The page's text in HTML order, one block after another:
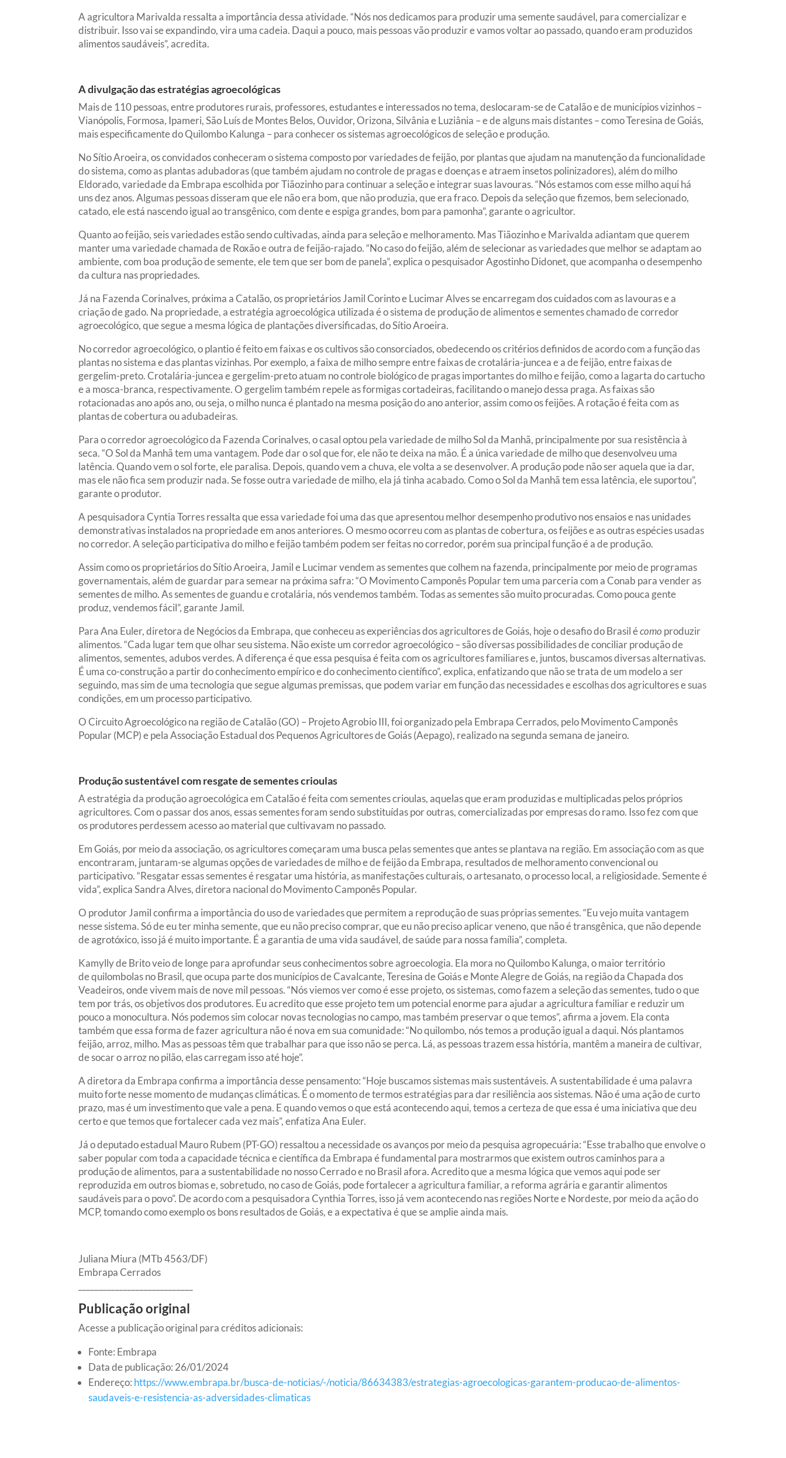
A agricultora Marivalda ressalta a importância dessa atividade. “Nós nos dedicamos para produzir uma semente saudável, para comercializar e
distribuir. Isso vai se expandindo, vira uma cadeia. Daqui a pouco, mais pessoas vão produzir e vamos voltar ao passado, quando eram produzidos
alimentos saudáveis”, acredita.
A divulgação das estratégias agroecológicas
Mais de 110 pessoas, entre produtores rurais, professores, estudantes e interessados no tema, deslocaram-se de Catalão e de municípios vizinhos –
Vianópolis, Formosa, Ipameri, São Luís de Montes Belos, Ouvidor, Orizona, Silvânia e Luziânia – e de alguns mais distantes – como Teresina de Goiás,
mais especificamente do Quilombo Kalunga – para conhecer os sistemas agroecológicos de seleção e produção.
No Sítio Aroeira, os convidados conheceram o sistema composto por variedades de feijão, por plantas que ajudam na manutenção da funcionalidade
do sistema, como as plantas adubadoras (que também ajudam no controle de pragas e doenças e atraem insetos polinizadores), além do milho
Eldorado, variedade da Embrapa escolhida por Tiãozinho para continuar a seleção e integrar suas lavouras. “Nós estamos com esse milho aqui há
uns dez anos. Algumas pessoas disseram que ele não era bom, que não produzia, que era fraco. Depois da seleção que fizemos, bem selecionado,
catado, ele está nascendo igual ao transgênico, com dente e espiga grandes, bom para pamonha”, garante o agricultor.
Quanto ao feijão, seis variedades estão sendo cultivadas, ainda para seleção e melhoramento. Mas Tiãozinho e Marivalda adiantam que querem
manter uma variedade chamada de Roxão e outra de feijão-rajado. “No caso do feijão, além de selecionar as variedades que melhor se adaptam ao
ambiente, com boa produção de semente, ele tem que ser bom de panela”, explica o pesquisador Agostinho Didonet, que acompanha o desempenho
da cultura nas propriedades.
Já na Fazenda Corinalves, próxima a Catalão, os proprietários Jamil Corinto e Lucimar Alves se encarregam dos cuidados com as lavouras e a
criação de gado. Na propriedade, a estratégia agroecológica utilizada é o sistema de produção de alimentos e sementes chamado de corredor
agroecológico, que segue a mesma lógica de plantações diversificadas, do Sítio Aroeira.
No corredor agroecológico, o plantio é feito em faixas e os cultivos são consorciados, obedecendo os critérios definidos de acordo com a função das
plantas no sistema e das plantas vizinhas. Por exemplo, a faixa de milho sempre entre faixas de crotalária-juncea e a de feijão, entre faixas de
gergelim-preto. Crotalária-juncea e gergelim-preto atuam no controle biológico de pragas importantes do milho e feijão, como a lagarta do cartucho
e a mosca-branca, respectivamente. O gergelim também repele as formigas cortadeiras, facilitando o manejo dessa praga. As faixas são
rotacionadas ano após ano, ou seja, o milho nunca é plantado na mesma posição do ano anterior, assim como os feijões. A rotação é feita com as
plantas de cobertura ou adubadeiras.
Para o corredor agroecológico da Fazenda Corinalves, o casal optou pela variedade de milho Sol da Manhã, principalmente por sua resistência à
seca. “O Sol da Manhã tem uma vantagem. Pode dar o sol que for, ele não te deixa na mão. É a única variedade de milho que desenvolveu uma
latência. Quando vem o sol forte, ele paralisa. Depois, quando vem a chuva, ele volta a se desenvolver. A produção pode não ser aquela que ia dar,
mas ele não fica sem produzir nada. Se fosse outra variedade de milho, ela já tinha acabado. Como o Sol da Manhã tem essa latência, ele suportou”,
garante o produtor.
A pesquisadora Cyntia Torres ressalta que essa variedade foi uma das que apresentou melhor desempenho produtivo nos ensaios e nas unidades
demonstrativas instalados na propriedade em anos anteriores. O mesmo ocorreu com as plantas de cobertura, os feijões e as outras espécies usadas
no corredor. A seleção participativa do milho e feijão também podem ser feitas no corredor, porém sua principal função é a de produção.
Assim como os proprietários do Sítio Aroeira, Jamil e Lucimar vendem as sementes que colhem na fazenda, principalmente por meio de programas
governamentais, além de guardar para semear na próxima safra: “O Movimento Camponês Popular tem uma parceria com a Conab para vender as
sementes de milho. As sementes de guandu e crotalária, nós vendemos também. Todas as sementes são muito procuradas. Como pouca gente
produz, vendemos fácil”, garante Jamil.
Para Ana Euler, diretora de Negócios da Embrapa, que conheceu as experiências dos agricultores de Goiás, hoje o desafio do Brasil écomo produzir
alimentos. “Cada lugar tem que olhar seu sistema. Não existe um corredor agroecológico – são diversas possibilidades de conciliar produção de
alimentos, sementes, adubos verdes. A diferença é que essa pesquisa é feita com os agricultores familiares e, juntos, buscamos diversas alternativas.
É uma co-construção a partir do conhecimento empírico e do conhecimento científico”, explica, enfatizando que não se trata de um modelo a ser
seguindo, mas sim de uma tecnologia que segue algumas premissas, que podem variar em função das necessidades e escolhas dos agricultores e suas
condições, em um processo participativo.
O Circuito Agroecológico na região de Catalão (GO) – Projeto Agrobio III, foi organizado pela Embrapa Cerrados, pelo Movimento Camponês
Popular (MCP) e pela Associação Estadual dos Pequenos Agricultores de Goiás (Aepago), realizado na segunda semana de janeiro.
Produção sustentável com resgate de sementes crioulas
A estratégia da produção agroecológica em Catalão é feita com sementes crioulas, aquelas que eram produzidas e multiplicadas pelos próprios
agricultores. Com o passar dos anos, essas sementes foram sendo substituídas por outras, comercializadas por empresas do ramo. Isso fez com que
os produtores perdessem acesso ao material que cultivavam no passado.
Em Goiás, por meio da associação, os agricultores começaram uma busca pelas sementes que antes se plantava na região. Em associação com as que
encontraram, juntaram-se algumas opções de variedades de milho e de feijão da Embrapa, resultados de melhoramento convencional ou
participativo. “Resgatar essas sementes é resgatar uma história, as manifestações culturais, o artesanato, o processo local, a religiosidade. Semente é
vida”, explica Sandra Alves, diretora nacional do Movimento Camponês Popular.
O produtor Jamil confirma a importância do uso de variedades que permitem a reprodução de suas próprias sementes. “Eu vejo muita vantagem
nesse sistema. Só de eu ter minha semente, que eu não preciso comprar, que eu não preciso aplicar veneno, que não é transgênica, que não depende
de agrotóxico, isso já é muito importante. É a garantia de uma vida saudável, de saúde para nossa família”, completa.
Kamylly de Brito veio de longe para aprofundar seus conhecimentos sobre agroecologia. Ela mora no Quilombo Kalunga, o maior território
de quilombolas no Brasil, que ocupa parte dos municípios de Cavalcante, Teresina de Goiás e Monte Alegre de Goiás, na região da Chapada dos
Veadeiros, onde vivem mais de nove mil pessoas. “Nós viemos ver como é esse projeto, os sistemas, como fazem a seleção das sementes, tudo o que
tem por trás, os objetivos dos produtores. Eu acredito que esse projeto tem um potencial enorme para ajudar a agricultura familiar e reduzir um
pouco a monocultura. Nós podemos sim colocar novas tecnologias no campo, mas também preservar o que temos”, afirma a jovem. Ela conta
também que essa forma de fazer agricultura não é nova em sua comunidade: “No quilombo, nós temos a produção igual a daqui. Nós plantamos
feijão, arroz, milho. Mas as pessoas têm que trabalhar para que isso não se perca. Lá, as pessoas trazem essa história, mantêm a maneira de cultivar,
de socar o arroz no pilão, elas carregam isso até hoje”.
A diretora da Embrapa confirma a importância desse pensamento: “Hoje buscamos sistemas mais sustentáveis. A sustentabilidade é uma palavra
muito forte nesse momento de mudanças climáticas. É o momento de termos estratégias para dar resiliência aos sistemas. Não é uma ação de curto
prazo, mas é um investimento que vale a pena. E quando vemos o que está acontecendo aqui, temos a certeza de que essa é uma iniciativa que deu
certo e que temos que fortalecer cada vez mais”, enfatiza Ana Euler.
Já o deputado estadual Mauro Rubem (PT-GO) ressaltou a necessidade os avanços por meio da pesquisa agropecuária: “Esse trabalho que envolve o
saber popular com toda a capacidade técnica e científica da Embrapa é fundamental para mostrarmos que existem outros caminhos para a
produção de alimentos, para a sustentabilidade no nosso Cerrado e no Brasil afora. Acredito que a mesma lógica que vemos aqui pode ser
reproduzida em outros biomas e, sobretudo, no caso de Goiás, pode fortalecer a agricultura familiar, a reforma agrária e garantir alimentos
saudáveis para o povo”. De acordo com a pesquisadora Cynthia Torres, isso já vem acontecendo nas regiões Norte e Nordeste, por meio da ação do
MCP, tomando como exemplo os bons resultados de Goiás, e a expectativa é que se amplie ainda mais.
Juliana Miura (MTb 4563/DF)
Embrapa Cerrados
Publicação original
Acesse a publicação original para créditos adicionais:
Fonte: Embrapa
Data de publicação: 26/01/2024
Endereço: https://www.embrapa.br/busca-de-noticias/-/noticia/86634383/estrategias-agroecologicas-garantem-producao-de-alimentos-
saudaveis-e-resistencia-as-adversidades-climaticas